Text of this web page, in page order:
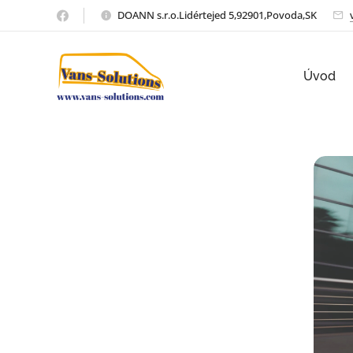
DOANN s.r.o.Lidértejed 5,92901,Povoda,SK
Úvod